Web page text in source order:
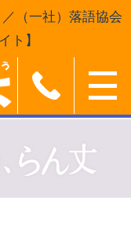
（一社）落語協会
ト】